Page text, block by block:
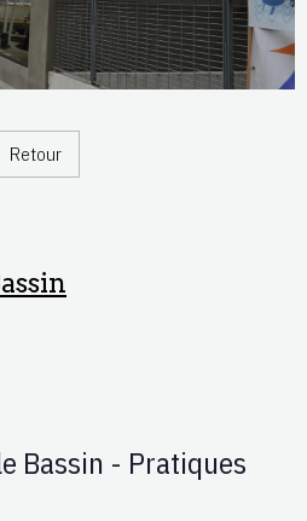
Retour
Bassin - Pratiques